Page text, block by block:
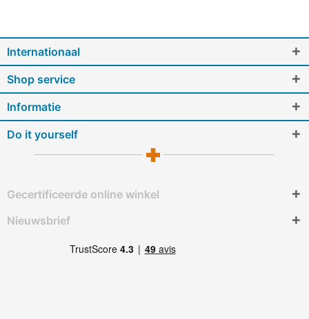
Internationaal
Shop service
Informatie
Do it yourself
Gecertificeerde online winkel
Nieuwsbrief